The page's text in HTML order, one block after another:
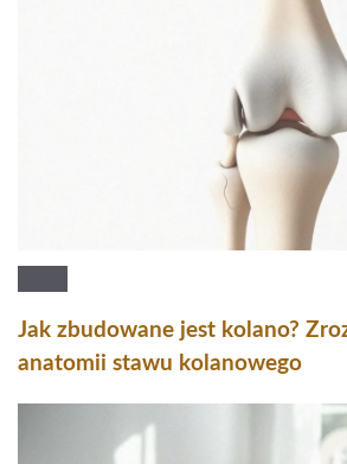
Jak zbudowane jest kolano?
anatomii stawu kolanowego